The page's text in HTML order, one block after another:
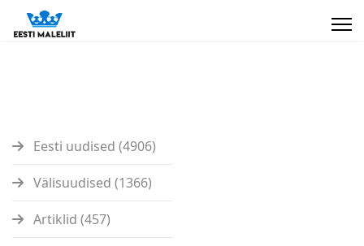
Eesti uudised (4906)
Välisuudised (1366)
Artiklid (457)